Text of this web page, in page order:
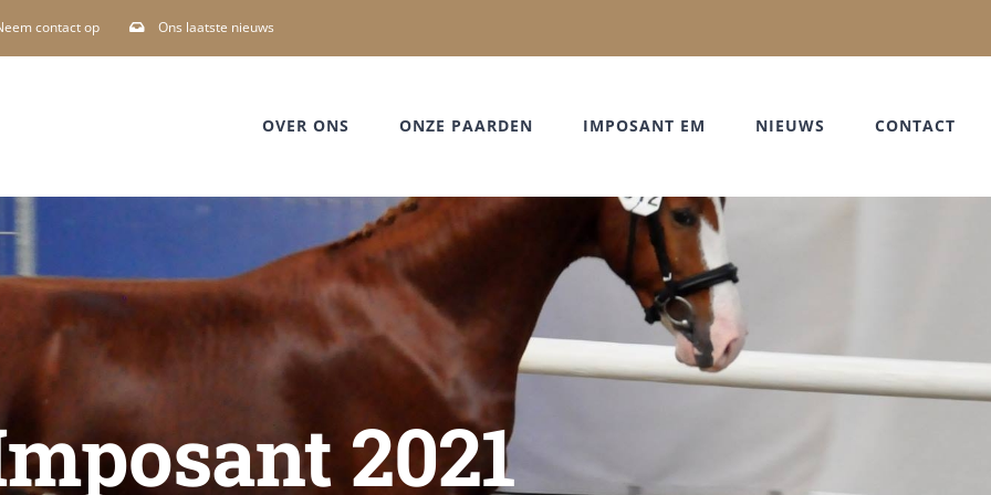
contact op Ons laatste nieuws
OVER ONS ONZE PAARDEN IMPOSANT EM NIEUWS CONTACT
2021